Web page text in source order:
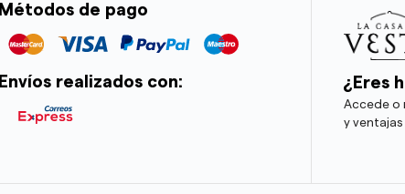
Métodos de pago
Envíos realizados con: ¿Eres
Accede o
y